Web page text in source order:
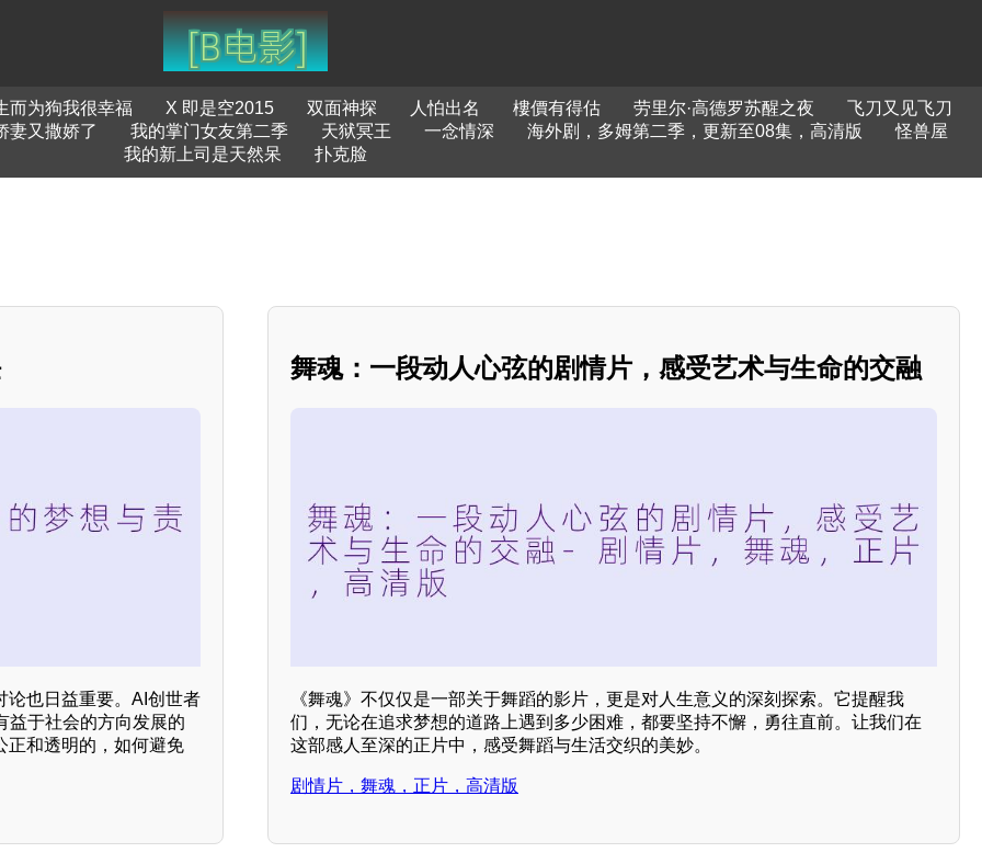
而为狗我很幸福 X 即是空2015 双面神探 人怕出名 樓價有得估 劳里尔·高德罗苏醒之夜
飞刀又见飞刀
妻又撒娇了
我的掌门女友第二季 天狱冥王 一念情深 海外剧，多姆第二季，更新至08集，高清版
怪兽屋
我的新上司是天然呆
扑克脸
论也日益重要。AI创世者
益于社会的方向发展的
正和透明的，如何避免
舞魂：一段动人心弦的剧情片，感受艺术与生命的交融
《舞魂》不仅仅是一部关于舞蹈的影片，更是对人生意义的深刻探索。它提醒我
们，无论在追求梦想的道路上遇到多少困难，都要坚持不懈，勇往直前。让我们在
这部感人至深的正片中，感受舞蹈与生活交织的美妙。
剧情片，舞魂，正片，高清版